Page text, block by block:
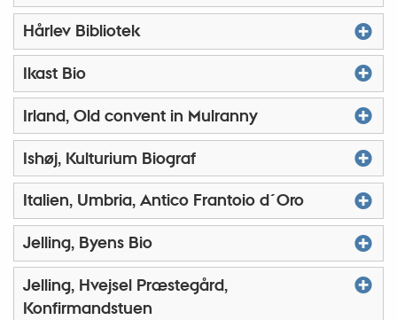
Hårlev Bibliotek
Ikast Bio
Irland, Old convent in Mulranny
Ishøj, Kulturium Biograf
Italien, Umbria, Antico Frantoio d´Oro
Jelling, Byens Bio
Jelling, Hvejsel Præstegård,
Konfirmandstuen